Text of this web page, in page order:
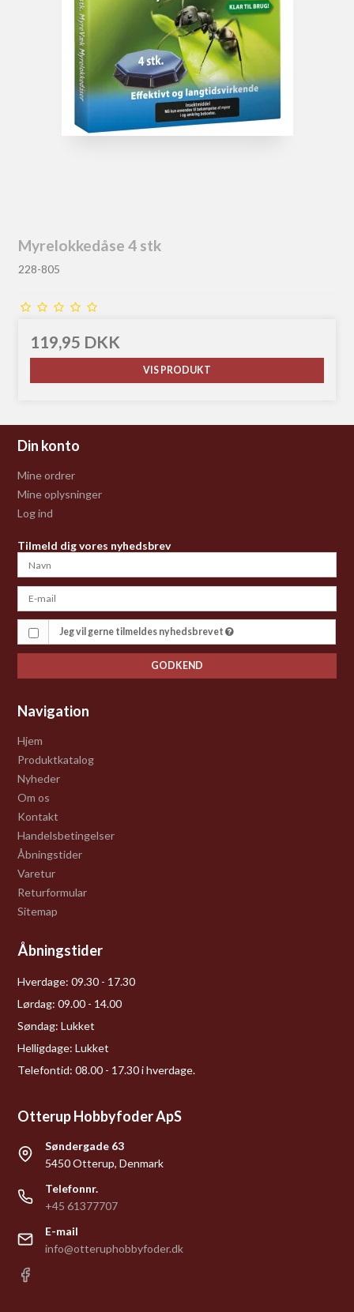
Myrelokkedåse 4 stk
228-805
119,95 DKK
VIS PRODUKT
Din konto
Mine ordrer
Mine oplysninger
Log ind
Tilmeld dig vores nyhedsbrev
Jeg vil gerne tilmeldes nyhedsbrevet
GODKEND
Navigation
Hjem
Produktkatalog
Nyheder
Om os
Kontakt
Handelsbetingelser
Åbningstider
Varetur
Returformular
Sitemap
Åbningstider
Hverdage: 09.30 - 17.30
Lørdag: 09.00 - 14.00
Søndag: Lukket
Helligdage: Lukket
Telefontid: 08.00 - 17.30 i hverdage.
Otterup Hobbyfoder ApS
Søndergade 63
5450 Otterup, Denmark
Telefonnr.
+45 61377707
E-mail
info@otteruphobbyfoder.dk